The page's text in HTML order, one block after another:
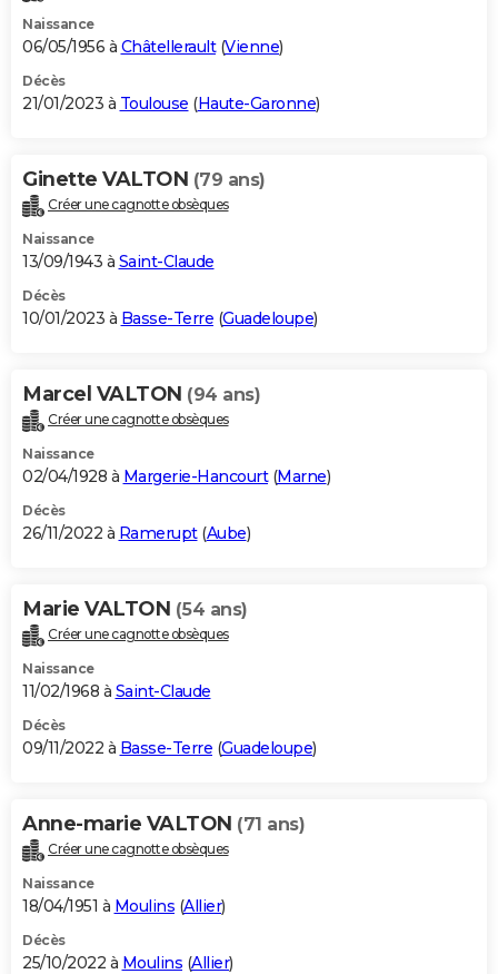
Naissance
06/05/1956 à Châtellerault(Vienne)
Décès
21/01/2023 à Toulouse (Haute-Garonne)
Ginette VALTON (79 ans)
Créer une cagnotte obsèques
Naissance
13/09/1943 à Saint-Claude
Décès
10/01/2023 à Basse-Terre (Guadeloupe)
Marcel VALTON (94 ans)
Créer une cagnotte obsèques
Naissance
02/04/1928 à Margerie-Hancourt(Marne)
Décès
26/11/2022 à Ramerupt(Aube)
Marie VALTON (54 ans)
Créer une cagnotte obsèques
Naissance
11/02/1968 à Saint-Claude
Décès
09/11/2022 à Basse-Terre (Guadeloupe)
Anne-marie VALTON (71 ans)
Créer une cagnotte obsèques
Naissance
18/04/1951 à Moulins (Allier)
Décès
25/10/2022 à Moulins (Allier)